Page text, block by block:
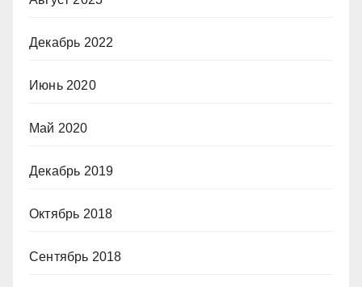
Декабрь 2022
Июнь 2020
Май 2020
Декабрь 2019
Октябрь 2018
Сентябрь 2018